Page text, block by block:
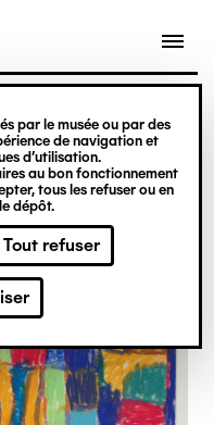
par le musée ou par des
de navigation et
d’utilisation.
au bon fonctionnement
tous les refuser ou en
dépôt.
Tout refuser